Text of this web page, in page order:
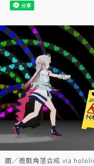
圖／遊戲角落合成 via